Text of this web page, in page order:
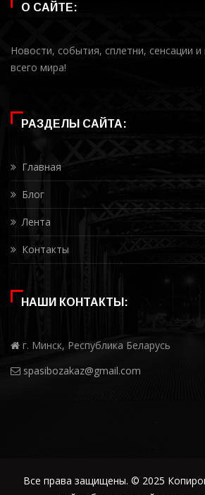
О САЙТЕ:
Новости, события, сплетни, сенсации
всего мира!
РАЗДЕЛЫ САЙТА:
Главная
Блог
Лента
Контакты
НАШИ КОНТАКТЫ:
г. Минск, Республика Беларусь
spasibozakaz@gmail.com
Все права защищены. © 2025